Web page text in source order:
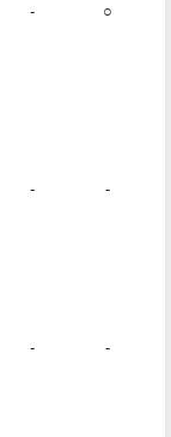
- ○
- -
- -